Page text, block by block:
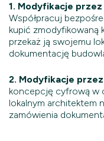
1. Modyfikacje
Współpracuj
kupić zmodyfikowaną
przekaż ją swojemu
dokumentację
2. Modyfikacje
koncepcję cyfrową w
lokalnym architektem
zamówienia